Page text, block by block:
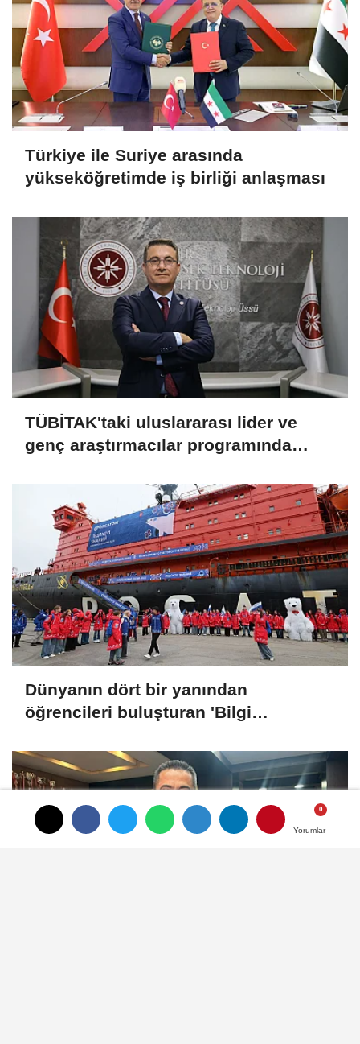
Yorumlar
Yorumlar
Türkiye ile Suriye arasında
yükseköğretimde iş birliği anlaşması
TÜBİTAK'taki uluslararası lider ve
genç araştırmacılar programında
Dünyanın dört bir yanından
öğrencileri buluşturan 'Bilgi